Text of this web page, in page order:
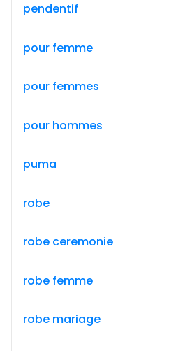
pendentif
pour femme
pour femmes
pour hommes
puma
robe
robe ceremonie
robe femme
robe mariage